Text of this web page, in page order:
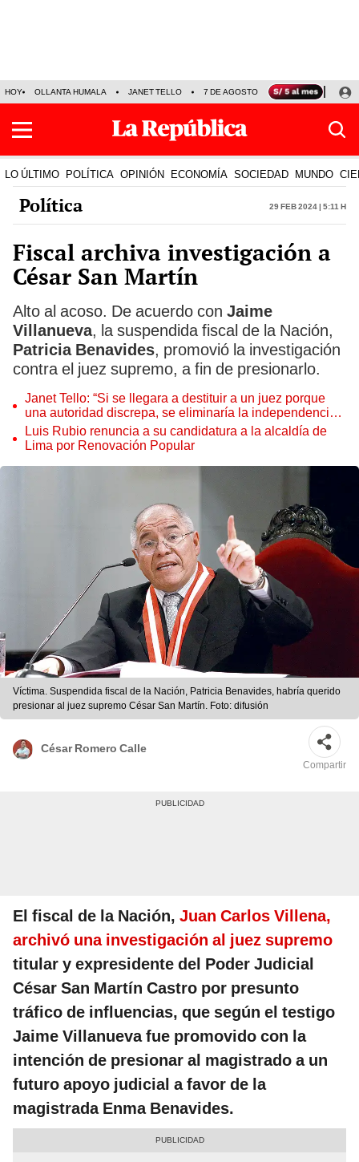
HOY OLLANTA HUMALA JANET TELLO 7 DE AGOSTO TINKA RESULTADOS
LO ÚLTIMO POLÍTICA OPINIÓN ECONOMÍA SOCIEDAD MUNDO
Política 29 Feb 2024 | 5:11 h
Fiscal archiva investigación a
César San Martín
Alto al acoso. De acuerdo con Jaime
Villanueva, la suspendida fiscal de la Nación,
Patricia Benavides, promovió la investigación
contra el juez supremo, a fin de presionarlo.
Janet Tello: “Si se llegara a destituir a un juez porque
una autoridad discrepa, se eliminaría la independencia
judicial”
Luis Rubio renuncia a su candidatura a la alcaldía de
Lima por Renovación Popular
Víctima. Suspendida fiscal de la Nación, Patricia Benavides, habría querido
presionar al juez supremo César San Martín. Foto: difusión
César Romero Calle
Compartir
El fiscal de la Nación, Juan Carlos Villena,
archivó una investigación al juez supremo
titular y expresidente del Poder Judicial
César San Martín Castro por presunto
tráfico de influencias, que según el testigo
Jaime Villanueva fue promovido con la
intención de presionar al magistrado a un
futuro apoyo judicial a favor de la
magistrada Enma Benavides.